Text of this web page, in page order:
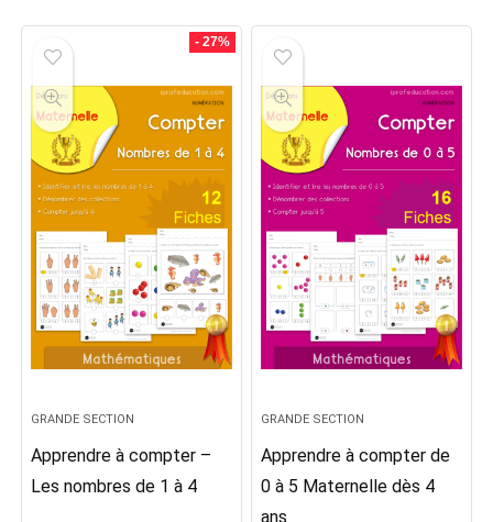
- 27%
GRANDE SECTION
Apprendre à compter –
Les nombres de 1 à 4
GRANDE SECTION
Apprendre à compter de
0 à 5 Maternelle dès 4
ans